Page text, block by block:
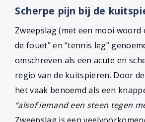
Scherpe pijn bij de
Zweepslag (met een mooi woord
de fouet” en “tennis leg”
omschreven als een acute en
regio van de kuitspieren. Door
het vaak benoemd als een
“alsof iemand een steen tegen